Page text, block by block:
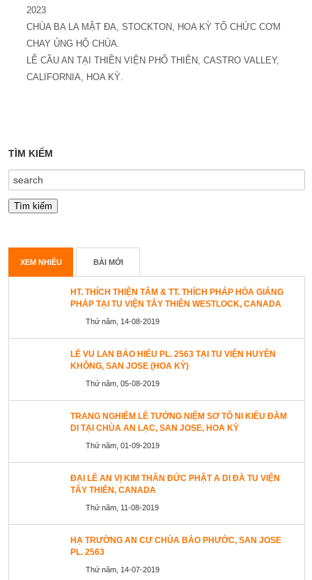
2023
CHÙA BA LA MẬT ĐA, STOCKTON, HOA KỲ TỔ CHỨC CƠM
CHAY ỦNG HỘ CHÙA.
LỄ CẦU AN TẠI THIỀN VIỆN PHỔ THIÊN, CASTRO VALLEY,
CALIFORNIA, HOA KỲ.
TÌM KIẾM
XEM NHIỀU BÀI MỚI
HT. THÍCH THIỆN TÂM & TT. THÍCH PHÁP HÒA GIẢNG
PHÁP TẠI TU VIỆN TÂY THIÊN WESTLOCK, CANADA
Thứ năm, 14-08-2019
LỄ VU LAN BÁO HIẾU PL. 2563 TẠI TU VIỆN HUYỀN
KHÔNG, SAN JOSE (HOA KỲ)
Thứ năm, 05-08-2019
TRANG NGHIÊM LỄ TƯỞNG NIỆM SƠ TỔ NI KIỀU ĐÀM
DI TẠI CHÙA AN LẠC, SAN JOSE, HOA KỲ
Thứ năm, 01-09-2019
ĐẠI LỄ AN VỊ KIM THÂN ĐỨC PHẬT A DI ĐÀ TU VIỆN
TÂY THIÊN, CANADA
Thứ năm, 11-08-2019
HẠ TRƯỜNG AN CƯ CHÙA BẢO PHƯỚC, SAN JOSE
PL. 2563
Thứ năm, 14-07-2019